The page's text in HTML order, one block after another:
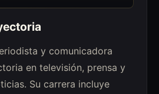
y comunicadora
en televisión, prensa y
Su carrera incluye